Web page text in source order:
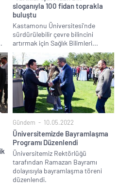
sloganıyla 100 fidan toprakla
buluştu
Kastamonu Üniversitesi'nde
sürdürülebilir çevre bilincini
artırmak için Sağlık Bilimleri...
Gündem 10.05.2022
Üniversitemizde Bayramlaşma
Programı Düzenlendi
Üniversitemiz Rektörlüğü
tarafından Ramazan Bayramı
dolayısıyla bayramlaşma töreni
düzenlendi.